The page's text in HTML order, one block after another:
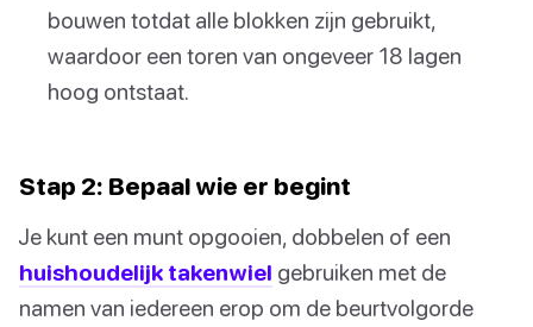
bouwen totdat alle blokken zijn gebruikt,
waardoor een toren van ongeveer 18 lagen
hoog ontstaat.
Stap 2: Bepaal wie er begint
Je kunt een munt opgooien, dobbelen of een
huishoudelijk takenwiel gebruiken met de
namen van iedereen erop om de beurtvolgorde